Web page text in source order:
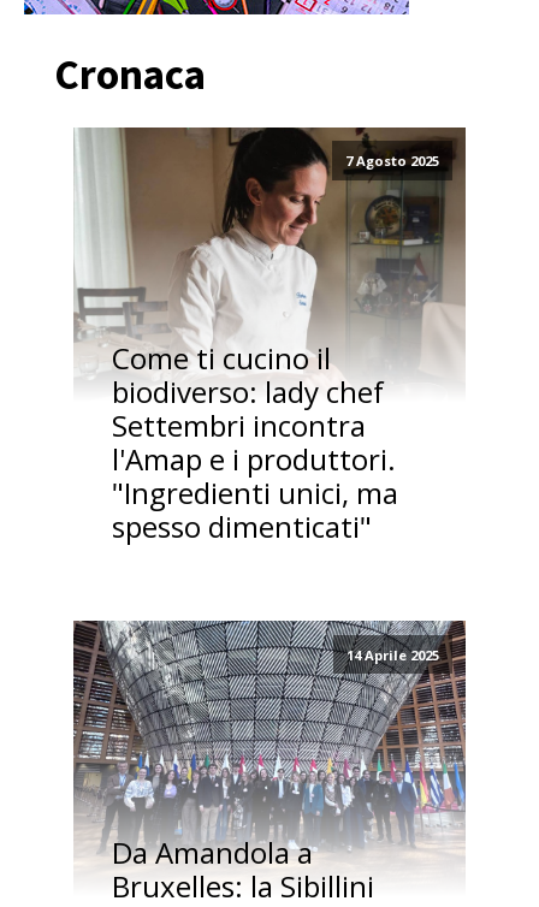
Cronaca
7 Agosto 2025
Come ti cucino il
biodiverso: lady chef
Settembri incontra
l'Amap e i produttori.
"Ingredienti unici, ma
spesso dimenticati"
14 Aprile 2025
Da Amandola a
Bruxelles: la Sibillini